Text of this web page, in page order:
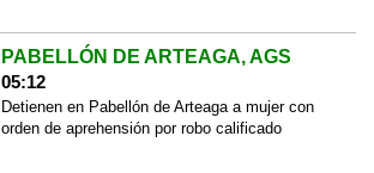
PABELLÓN DE ARTEAGA, AGS
05:12
Detienen en Pabellón de Arteaga a mujer con
orden de aprehensión por robo calificado